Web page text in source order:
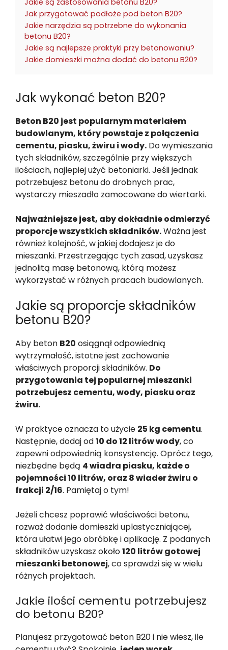
Jakie są zastosowania betonu B20?
Jak przygotować podłoże pod beton B20?
Jakie narzędzia są potrzebne do wykonania
betonu B20?
Jakie są najlepsze praktyki przy betonowaniu?
Jakie domieszki można dodać do betonu B20?
Jak wykonać beton B20?
Beton B20 jest popularnym materiałem
budowlanym, który powstaje z połączenia
cementu, piasku, żwiru i wody. Do wymieszania
tych składników, szczególnie przy większych
ilościach, najlepiej użyć betoniarki. Jeśli jednak
potrzebujesz betonu do drobnych prac,
wystarczy mieszadło zamocowane do wiertarki.
Najważniejsze jest, aby dokładnie odmierzyć
proporcje wszystkich składników.Ważna jest
również kolejność, w jakiej dodajesz je do
mieszanki. Przestrzegając tych zasad, uzyskasz
jednolitą masę betonową, którą możesz
wykorzystać w różnych pracach budowlanych.
Jakie są proporcje składników
betonu B20?
Aby beton B20 osiągnął odpowiednią
wytrzymałość, istotne jest zachowanie
właściwych proporcji składników. Do
przygotowania tej popularnej mieszanki
potrzebujesz cementu, wody, piasku oraz
żwiru.
W praktyce oznacza to użycie 25 kg cementu.
Następnie, dodaj od10 do 12 litrów wody, co
zapewni odpowiednią konsystencję. Oprócz tego,
niezbędne będą 4 wiadra piasku, każde o
pojemności 10 litrów, oraz 8 wiader żwiru o
frakcji 2/16. Pamiętaj o tym!
Jeżeli chcesz poprawić właściwości betonu,
rozważ dodanie domieszki uplastyczniającej,
która ułatwi jego obróbkę i aplikację. Z podanych
składników uzyskasz około120 litrów gotowej
mieszanki betonowej, co sprawdzi się w wielu
różnych projektach.
Jakie ilości cementu potrzebujesz
do betonu B20?
Planujesz przygotować beton B20 i nie wiesz, ile